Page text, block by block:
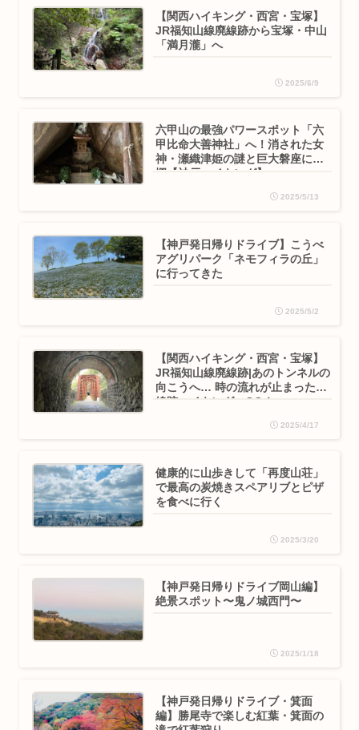
【関西ハイキング・西宮・宝塚】
JR福知山線廃線跡から宝塚・中山
「満月瀧」へ
2025/6/9
六甲山の最強パワースポット「六
甲比命大善神社」へ！消された女
神・瀬織津姫の謎と巨大磐座に驚
愕【神戸ハイキング】
2025/5/13
【神戸発日帰りドライブ】こうべ
アグリパーク「ネモフィラの丘」
に行ってきた
2025/5/2
【関西ハイキング・西宮・宝塚】
JR福知山線廃線跡|あのトンネルの
向こうへ… 時の流れが止まった廃
線跡ハイキングへGO！
2025/4/17
健康的に山歩きして「再度山荘」
で最高の炭焼きスペアリブとピザ
を食べに行く
2025/3/20
【神戸発日帰りドライブ岡山編】
絶景スポット〜鬼ノ城西門〜
2025/1/18
【神戸発日帰りドライブ・箕面
編】勝尾寺で楽しむ紅葉・箕面の